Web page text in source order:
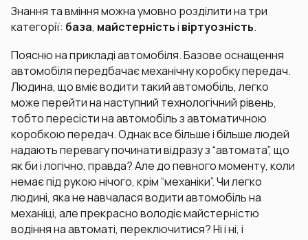
Знання та вміння можна умовно розділити на три
категорії: база, майстерністьі віртуозність.
Поясню на прикладі автомобіля. Базове оснащення
автомобіля передбачає механічну коробку передач.
Людина, що вміє водити такий автомобіль, легко
може перейти на наступний технологічний рівень,
тобто пересісти на автомобіль з автоматичною
коробкою передач. Однак все більше і більше людей
надають перевагу починати відразу з “автомата”, що
як би і логічно, правда? Але до певного моменту, коли
немає під рукою нічого, крім “механіки”. Чи легко
людині, яка не навчалася водити автомобіль на
механіці, але прекрасно володіє майстерністю
водіння на автоматі, переключитися? Ні і ні, і